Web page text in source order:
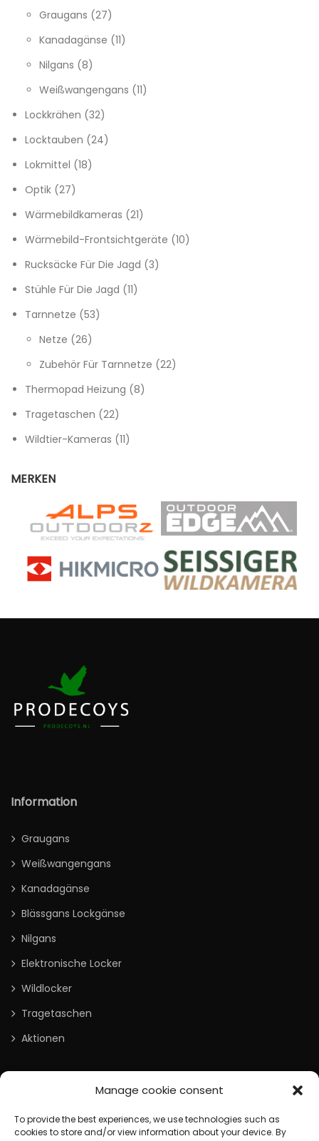
Manage cookie consent
To provide the best experiences, we use technologies such as
cookies to store and/or view information about your device. By
Graugans 2727 Produkte
Kanadagänse 1111 Produkte
Nilgans
88 Produkte
Weißwangengans 1111 Produkte
Lockkrähen 3232 Produkte
Locktauben 2424 Produkte
Lokmittel 1818 Produkte
Optik 2727 Produkte
Wärmebildkameras 2121 Produkte
Wärmebild-Frontsichtgeräte 1010 Produkte
Rucksäcke Für Die Jagd 33 Produkte
Stühle Für Die Jagd 1111 Produkte
Tarnnetze 5353 Produkte
Netze 2626 Produkte
Zubehör Für Tarnnetze 2222 Produkte
Thermopad Heizung
88 Produkte
Tragetaschen 2222 Produkte
Wildtier-Kameras 1111 Produkte
MERKEN
Information
Graugans
Weißwangengans
Kanadagänse
Blässgans Lockgänse
Nilgans
Elektronische Locker
Wildlocker
Tragetaschen
Aktionen
Versand / Rücksendung